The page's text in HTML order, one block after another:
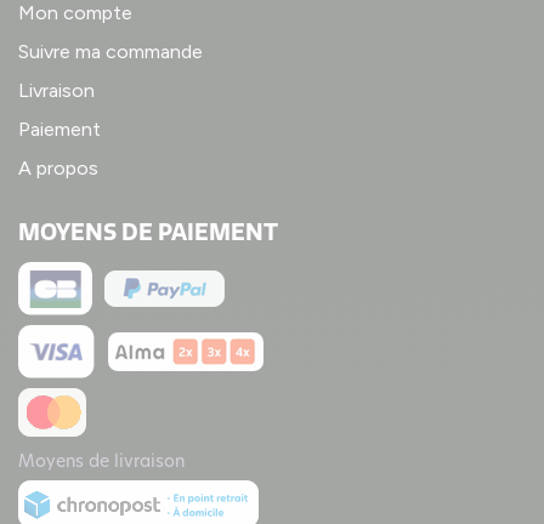
Mon compte
Suivre ma commande
Livraison
Paiement
A propos
MOYENS DE PAIEMENT
Moyens de livraison